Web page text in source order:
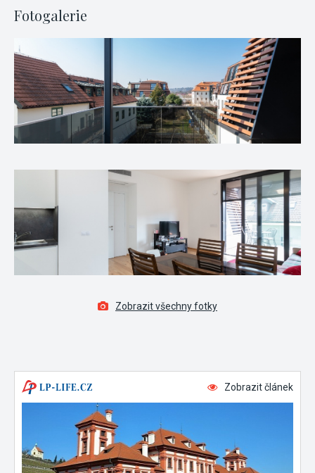
Fotogalerie
Zobrazit všechny fotky
Zobrazit článek